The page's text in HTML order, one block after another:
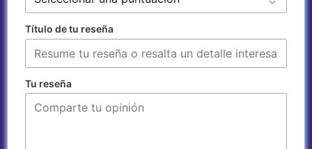
Título de tu reseña
Tu reseña